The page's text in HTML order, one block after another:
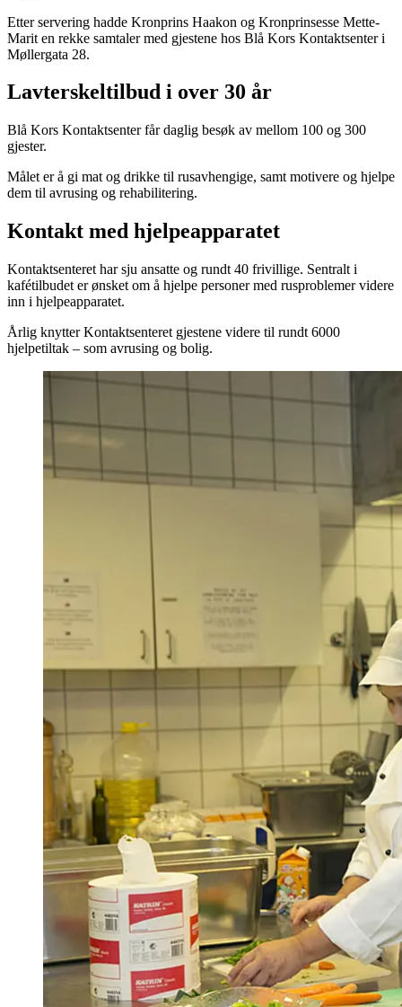
Etter servering hadde Kronprins Haakon og Kronprinsesse Mette-
Marit en rekke samtaler med gjestene hos Blå Kors Kontaktsenter i
Møllergata 28.
Lavterskeltilbud i over 30 år
Blå Kors Kontaktsenter får daglig besøk av mellom 100 og 300
gjester.
Målet er å gi mat og drikke til rusavhengige, samt motivere og hjelpe
dem til avrusing og rehabilitering.
Kontakt med hjelpeapparatet
Kontaktsenteret har sju ansatte og rundt 40 frivillige. Sentralt i
kafétilbudet er ønsket om å hjelpe personer med rusproblemer videre
inn i hjelpeapparatet.
Årlig knytter Kontaktsenteret gjestene videre til rundt 6000
hjelpetiltak – som avrusing og bolig.